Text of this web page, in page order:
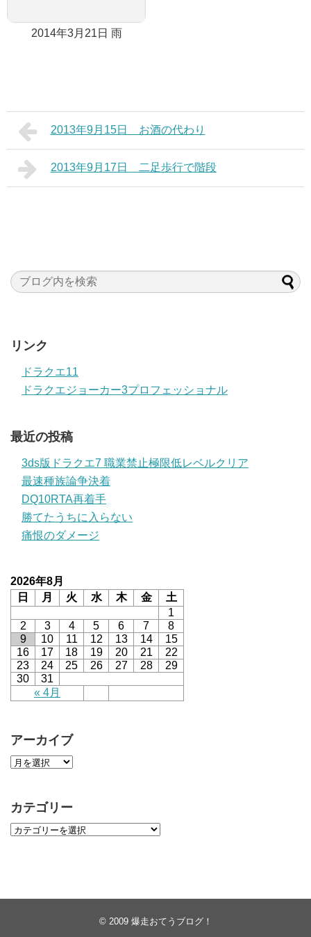
2014年3月21日 雨
2013年9月15日 お酒の代わり
2013年9月17日 二足歩行で階段
リンク
ドラクエ11
ドラクエジョーカー3プロフェッショナル
最近の投稿
3ds版ドラクエ7 職業禁止極限低レベルクリア
最速種族論争決着
DQ10RTA再着手
勝てたうちに入らない
痛恨のダメージ
2026年8月
日
月 火 水 木 金 土
« 4月
1
2
3 4 5 6 7
8
9
10 11 12 13 14
15
16
17 18 19 20 21
22
23
24 25 26 27 28
29
30
31
アーカイブ
カテゴリー
© 2009 爆走おてうブログ！